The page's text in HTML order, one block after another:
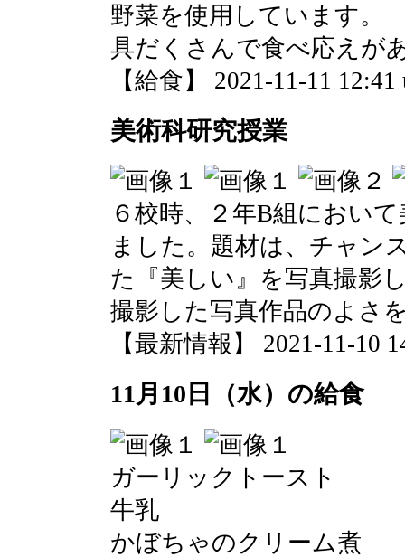
野菜を使用しています。
具だくさんで食べ応えが
【給食】 2021-11-11 12:41
美術科研究授業
６校時、２年B組におい
ました。題材は、チャン
た『美しい』を写真撮影
撮影した写真作品のよさ
【最新情報】 2021-11-10
11月10日（水）の給食
ガーリックトースト
牛乳
かぼちゃのクリーム煮